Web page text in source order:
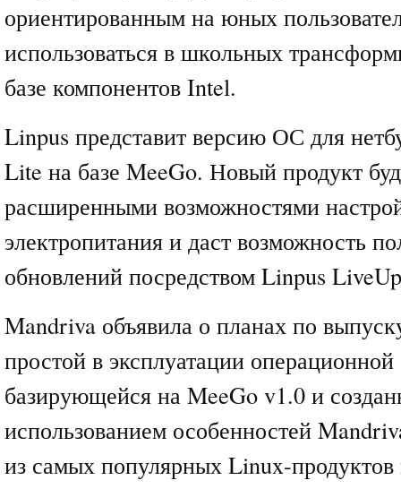
ориентированным на юных
использоваться в школьных
базе компонентов Intel.
Linpus представит версию ОС для
Lite на базе MeeGo. Новый продукт
расширенными возможностями
электропитания и даст возможность
обновлений посредством Linpus
Mandriva объявила о планах по
простой в эксплуатации
базирующейся на MeeGo v1.0 и
использованием особенностей
из самых популярных Linux-